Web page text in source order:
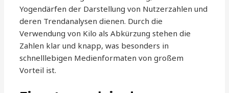
Yogendärfen der Darstellung von Nutzerzahlen und
deren Trendanalysen dienen. Durch die
Verwendung von Kilo als Abkürzung stehen die
Zahlen klar und knapp, was besonders in
schnelllebigen Medienformaten von großem
Vorteil ist.